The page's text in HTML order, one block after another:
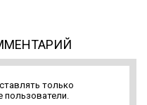
только
пользователи.